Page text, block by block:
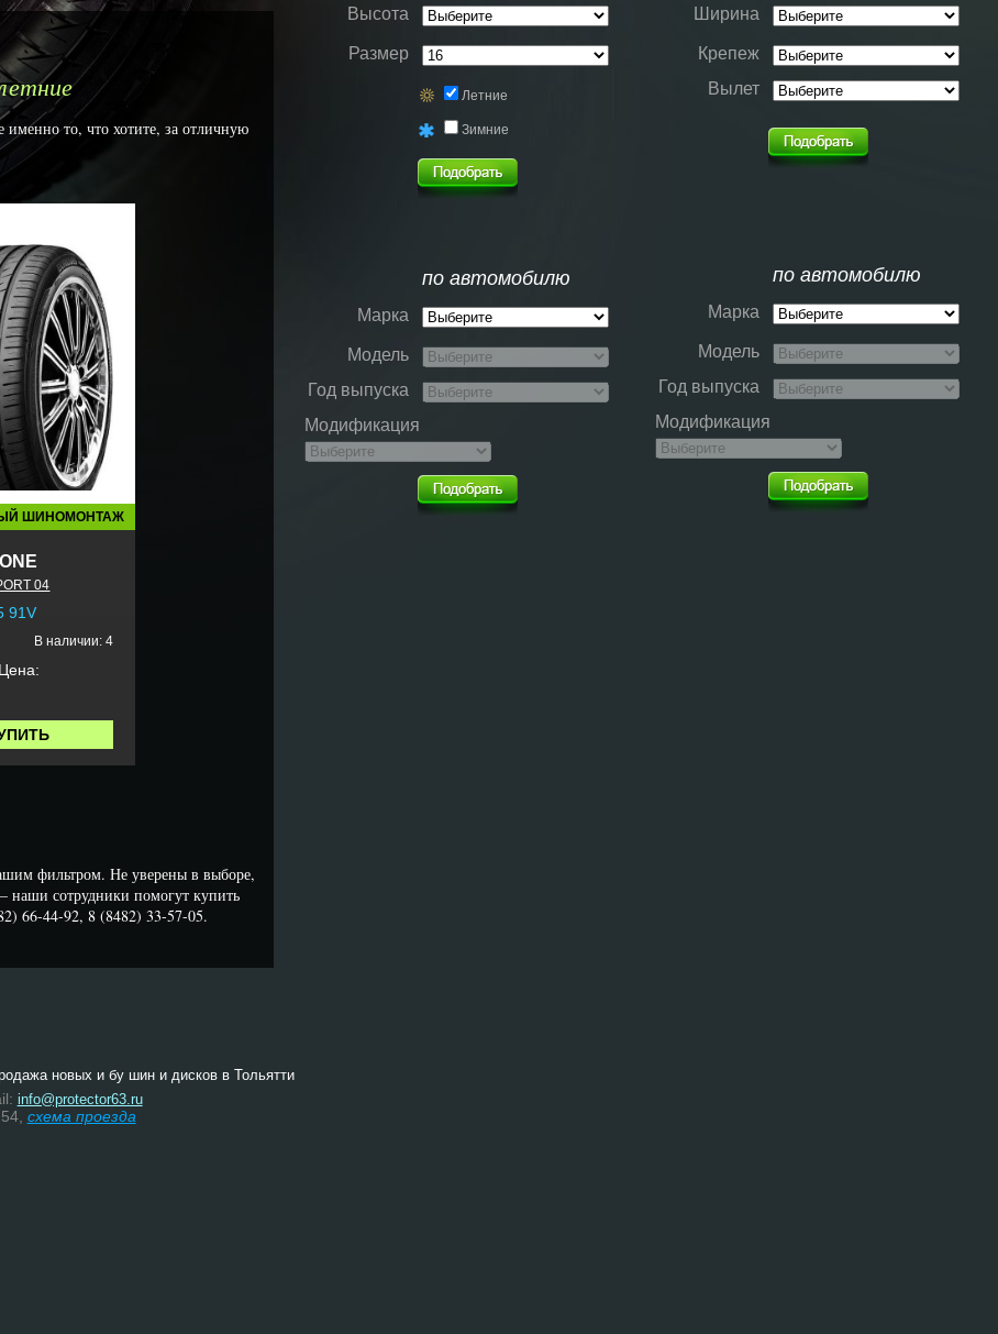
то, что хотите, за отличную
ШИНОМОНТАЖ
04
91V
В наличии: 4
Цена:
фильтром. Не уверены в выборе,
наши сотрудники помогут купить
66-44-92, 8 (8482) 33-57-05.
Высота
Размер
Летние
Зимние
по автомобилю
Марка
Модель
Год выпуска
Модификация
Ширина
Крепеж
Вылет
по автомобилю
Марка
Модель
Год выпуска
Модификация
новых и бу шин и дисков в Тольятти
info@protector63.ru
схема проезда